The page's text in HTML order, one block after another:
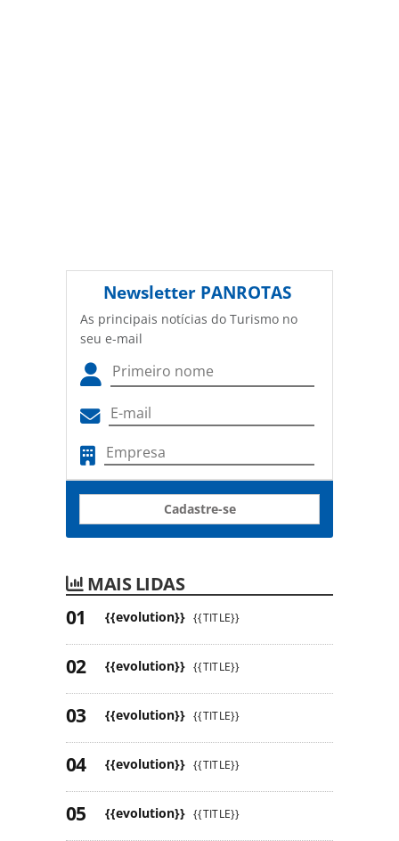
Newsletter PANROTAS
As principais notícias do Turismo no
seu e-mail
Cadastre-se
MAIS LIDAS
{{evolution}} {{TITLE}}
{{evolution}} {{TITLE}}
{{evolution}} {{TITLE}}
{{evolution}} {{TITLE}}
{{evolution}} {{TITLE}}